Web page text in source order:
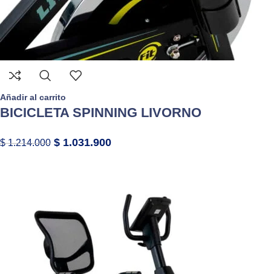
Añadir al carrito
BICICLETA SPINNING LIVORNO
$1.214.000 $ 1.031.900